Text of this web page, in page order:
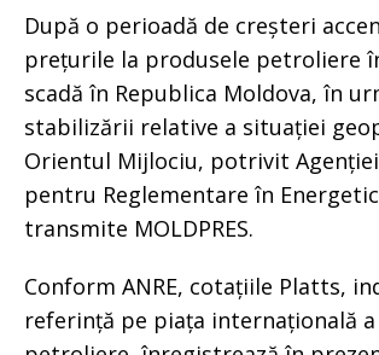
După o perioadă de creșteri
prețurile la produsele petroliere
scadă în Republica Moldova, în
stabilizării relative a situației
Orientul Mijlociu, potrivit
pentru Reglementare în
transmite MOLDPRES.
Conform ANRE, cotațiile Platts,
referință pe piața internațională